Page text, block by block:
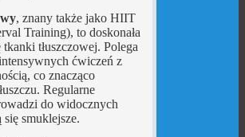
, znany także jako HIIT
Training), to doskonała
tłuszczowej. Polega
ćwiczeń z
co znacząco
Regularne
do widocznych
się smuklejsze.